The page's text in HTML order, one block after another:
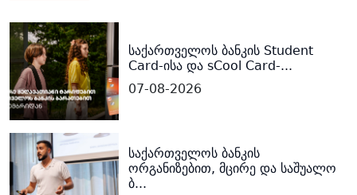
საქართველოს ბანკის Student
Card-ისა და sCool Card-...
07-08-2026
საქართველოს ბანკის
ორგანიზებით, მცირე და საშუალო
ბ...